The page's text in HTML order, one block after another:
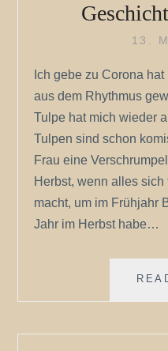
13.
Ich gebe zu Corona
aus dem Rhythmus
Tulpe hat mich wieder
Tulpen sind schon
Frau eine
Herbst, wenn alles
macht, um im Frühjahr
Jahr im Herbst habe…